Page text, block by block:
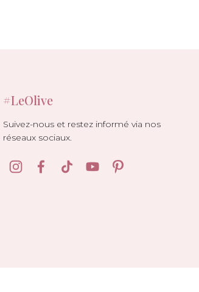
#LeOlive
Suivez-nous et restez informé via nos
réseaux sociaux.